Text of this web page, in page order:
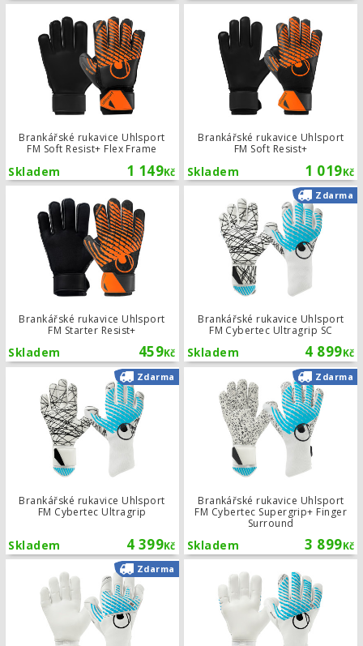
Brankářské rukavice Uhlsport
FM Soft Resist+ Flex Frame
1 149Kč
Skladem
Brankářské rukavice Uhlsport
FM Soft Resist+
1 019Kč
Skladem
Brankářské rukavice Uhlsport
FM Starter Resist+
459Kč
Skladem
Brankářské rukavice Uhlsport FM
Brankářské rukavice Uhlsport
FM Cybertec Ultragrip SC
4 899Kč
Skladem
Zdarma
Brankářské rukavice Uhlsport
FM Cybertec Ultragrip
4 399Kč
Skladem
Zdarma Brankářské rukavice Uhlsport FM
Brankářské rukavice Uhlsport
FM Cybertec Supergrip+ Finger
Surround
3 899Kč
Skladem
Zdarma
Zdarma